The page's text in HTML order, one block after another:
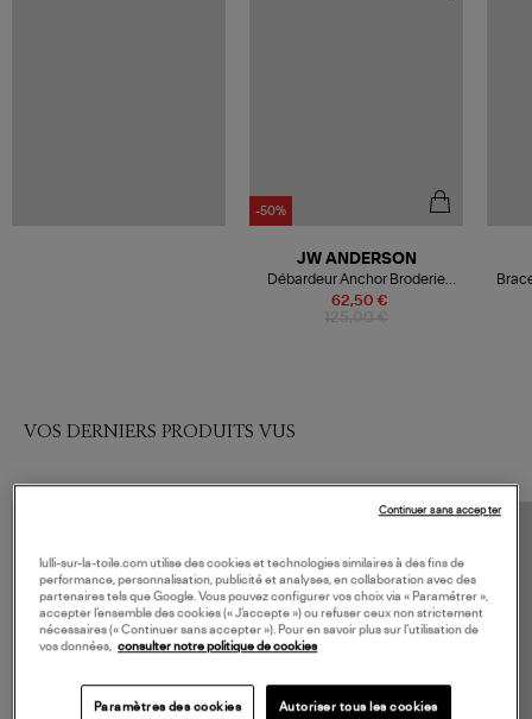
-50%
62,50 €
JW ANDERSON
Débardeur Anchor Broderie
Tank White
VOS DERNIERS PRODUITS VUS
lulli-sur-la-toile.com utilise des cookies et technologies similaires à des fins de
performance, personnalisation, publicité et analyses, en collaboration avec des
partenaires tels que Google. Vous pouvez configurer vos choix via « Paramétrer »,
accepter l’ensemble des cookies (« J’accepte ») ou refuser ceux non strictement
nécessaires (« Continuer sans accepter »). Pour en savoir plus sur l’utilisation de
vos données, consulter notre politique de cookies
Paramètres des cookies Autoriser tous les cookies
Continuer sans accepter